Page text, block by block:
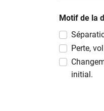
slash
MM
slash
AAAA
Motif de la
Perte, vol
initial.